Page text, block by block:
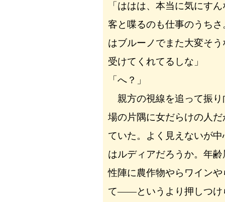
「ははは、本当に気にす
客と喋るのも仕事のうち
はブルーノでまた大変そ
受けてくれてるしな」
「へ？」
親方の視線を追って振り
場の片隅に女だらけの人
ていた。よく見えないが
はルディアだろうか。年
性陣に農作物やらワイン
て――というより押しつけ